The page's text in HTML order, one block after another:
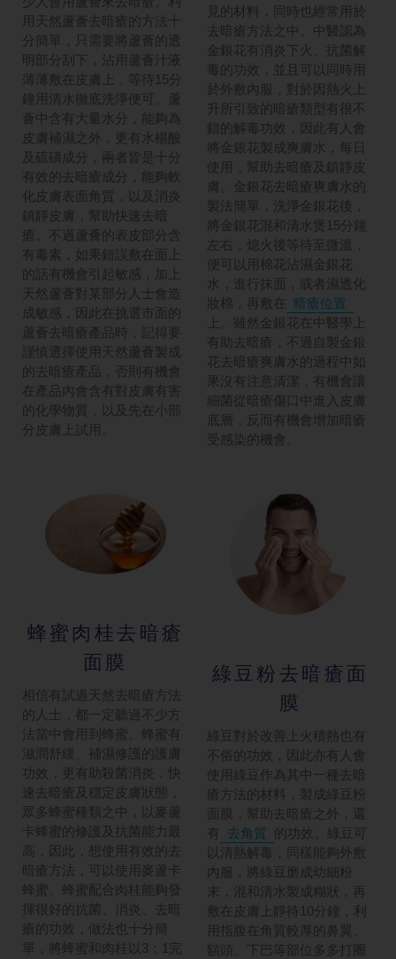
用天然蘆薈去暗瘡的方法十
分簡單，只需要將蘆薈的透
明部分刮下，沾用蘆薈汁液
薄薄敷在皮膚上，等待15分
鐘用清水徹底洗淨便可。蘆
薈中含有大量水分，能夠為
皮膚補濕之外，更有水楊酸
及硫磺成分，兩者皆是十分
有效的去暗瘡成分，能夠軟
化皮膚表面角質，以及消炎
鎮靜皮膚，幫助快速去暗
瘡。不過蘆薈的表皮部分含
有毒素，如果錯誤敷在面上
的話有機會引起敏感，加上
天然蘆薈對某部分人士會造
成敏感，因此在挑選市面的
蘆薈去暗瘡產品時，記得要
謹慎選擇使用天然蘆薈製成
的去暗瘡產品，否則有機會
在產品內會含有對皮膚有害
的化學物質，以及先在小部
分皮膚上試用。
見的材料，同時也經常用於
去暗瘡方法之中。中醫認為
金銀花有消炎下火、抗菌解
毒的功效，並且可以同時用
於外敷內服，對於因熱火上
升所引致的暗瘡類型有很不
錯的解毒功效，因此有人會
將金銀花製成爽膚水，每日
使用，幫助去暗瘡及鎮靜皮
膚。金銀花去暗瘡爽膚水的
製法簡單，洗淨金銀花後，
將金銀花混和清水煲15分鐘
左右，熄火後等待至微溫，
便可以用棉花沾濕金銀花
水，進行抹面，或者濕透化
妝棉，再敷在
暗瘡位置
上。雖然金銀花在中醫學上
有助去暗瘡，不過自製金銀
花去暗瘡爽膚水的過程中如
果沒有注意清潔，有機會讓
細菌從暗瘡傷口中進入皮膚
底層，反而有機會增加暗瘡
受感染的機會。
蜂蜜肉桂去暗瘡
面膜
相信有試過天然去暗瘡方法
的人士，都一定聽過不少方
法當中會用到蜂蜜。蜂蜜有
滋潤舒緩、補濕修護的護膚
功效，更有助殺菌消炎，快
速去暗瘡及穩定皮膚狀態，
眾多蜂蜜種類之中，以麥蘆
卡蜂蜜的修護及抗菌能力最
高，因此，想使用有效的去
暗瘡方法，可以使用麥蘆卡
蜂蜜。蜂蜜配合肉桂能夠發
揮很好的抗菌、消炎、去暗
瘡的功效，做法也十分簡
單，將蜂蜜和肉桂以3：1完
綠豆粉去暗瘡面
膜
綠豆對於改善上火積熱也有
不俗的功效，因此亦有人會
使用綠豆作為其中一種去暗
瘡方法的材料，製成綠豆粉
面膜，幫助去暗瘡之外，還
有
去角質 的功效。綠豆可
以清熱解毒，同樣能夠外敷
內服，將綠豆磨成幼細粉
末，混和清水製成糊狀，再
敷在皮膚上靜待10分鐘，利
用指腹在角質較厚的鼻翼、
額頭、下巴等部位多多打圈